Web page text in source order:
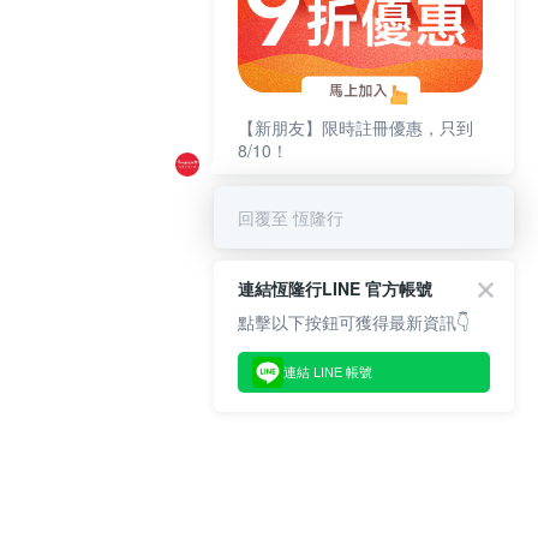
【新朋友】限時註冊優惠，只到
8/10！
回覆至 恆隆行
連結恆隆行LINE 官方帳號
點擊以下按鈕可獲得最新資訊👇
連結 LINE 帳號